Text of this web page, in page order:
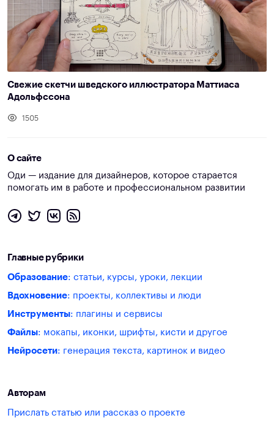
Свежие скетчи шведского иллюстратора Маттиаса
Адольфссона
1505
О сайте
Оди — издание для дизайнеров, которое старается
помогать им в работе и профессиональном развитии
Главные рубрики
Образование: статьи, курсы, уроки, лекции
Вдохновение: проекты, коллективы и люди
Инструменты: плагины и сервисы
Файлы: мокапы, иконки, шрифты, кисти и другое
Нейросети: генерация текста, картинок и видео
Авторам
Прислать статью или рассказ о проекте